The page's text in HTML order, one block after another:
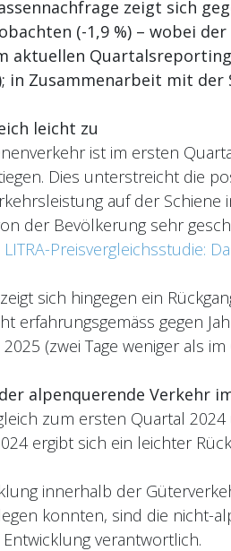
zeigt sich
(-1,9 %) – wobei
aktuellen
in Zusammenarbeit mit der
leicht zu
ist im ersten
Dies unterstreicht die
auf der
der Bevölkerung sehr
LITRA-Preisvergleichsstudie:
sich hingegen ein
erfahrungsgemäss gegen
(zwei Tage weniger als
alpenquerende Verkehr
zum ersten Quartal
ergibt sich ein leichter
innerhalb der
konnten, sind die nicht-
verantwortlich.